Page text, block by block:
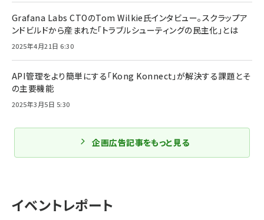
イベントレポート
Grafana Labs CTOのTom Wilkie氏インタビュー。スクラップア
ンドビルドから産まれた「トラブルシューティングの民主化」とは
2025年4月21日 6:30
API管理をより簡単にする「Kong Konnect」が解決する課題とそ
の主要機能
2025年3月5日 5:30
企画広告記事をもっと見る